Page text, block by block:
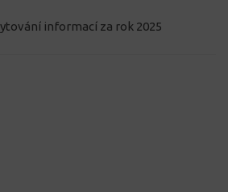
informací za rok 2025